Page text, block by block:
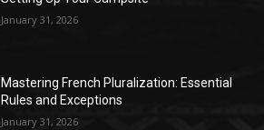
January 31, 2026
Mastering French Pluralization: Essential
Rules and Exceptions
January 31, 2026